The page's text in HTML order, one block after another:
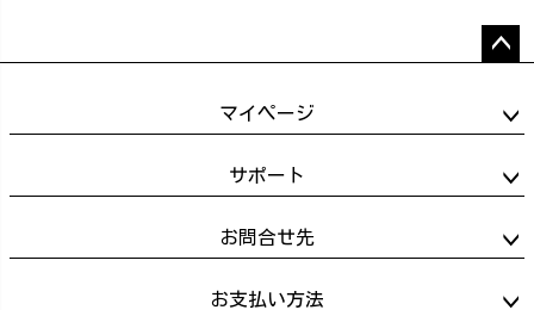
ップ
マイページ
サポート
お問合せ先
お支払い方法